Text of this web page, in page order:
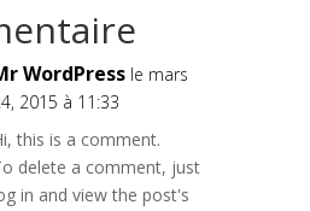
WordPress le mars
2015 à 11:33
this is a comment.
delete a comment, just
in and view the post's